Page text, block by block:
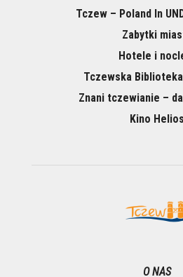
Tczew – Poland In
Zabytki
Hotele i
Tczewska
Znani tczewianie –
Kino Helios
O NAS